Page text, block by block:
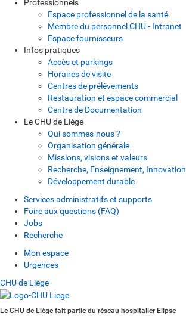
Professionnels
Espace professionnel de la santé
Membre du personnel CHU - Intranet
Espace fournisseurs
Infos pratiques
Accès et parkings
Horaires de visite
Centres de prélèvements
Restauration et espace commercial
Centre de Documentation
Le CHU de Liège
Qui sommes-nous ?
Organisation générale
Missions, visions et valeurs
Recherche, Enseignement, Innovation
Développement durable
Services administratifs et supports
Foire aux questions (FAQ)
Jobs
Recherche
Mon espace
Urgences
CHU de Liège
Le CHU de Liège fait partie du réseau hospitalier Elipse